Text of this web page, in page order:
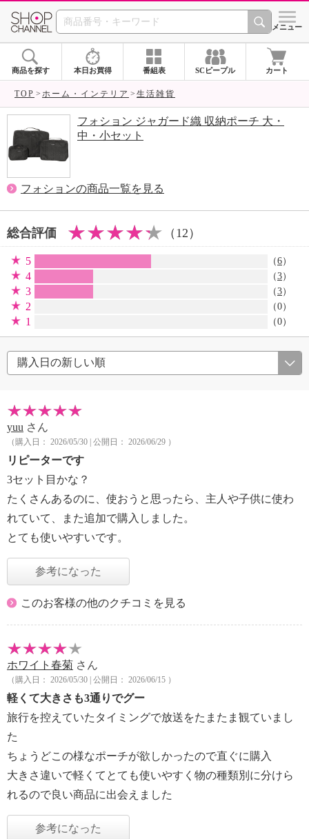
SHOP CHANNEL シメニュー
商品を探す 本日お買得 番組表 SCピープル カート
TOP ホーム・インテリア 生活雑貨
フォション ジャガード織 収納ポーチ 大・
中・小セット
フォションの商品一覧を見る
総合評価 （12）
5 （6）
4 （3）
3 （3）
2 （0）
1 （0）
yuu さん
（購入日： 2026/05/30 | 公開日： 2026/06/29 ）
リピーターです
3セット目かな？
たくさんあるのに、使おうと思ったら、主人や子供に使わ
れていて、また追加で購入しました。
とても使いやすいです。
参考になった
このお客様の他のクチコミを見る
ホワイト春菊 さん
（購入日： 2026/05/30 | 公開日： 2026/06/15 ）
軽くて大きさも3通りでグー
旅行を控えていたタイミングで放送をたまたま観ていまし
た
ちょうどこの様なポーチが欲しかったので直ぐに購入
大きさ違いで軽くてとても使いやすく物の種類別に分けら
れるので良い商品に出会えました
参考になった